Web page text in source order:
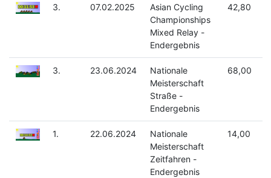
3. 07.02.2025
Asian Cycling
Championships
Mixed Relay -
Endergebnis
42,80
3. 23.06.2024
Nationale
Meisterschaft
Straße -
Endergebnis
68,00
1. 22.06.2024
Nationale
Meisterschaft
Zeitfahren -
Endergebnis
14,00